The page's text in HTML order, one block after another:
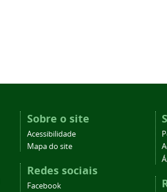
Sobre o site
Acessibilidade
Mapa do site
Redes sociais
Facebook